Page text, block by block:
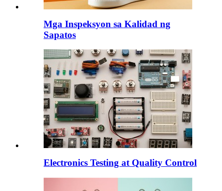
Mga Inspeksyon sa Kalidad ng
Sapatos
Electronics Testing at Quality Control